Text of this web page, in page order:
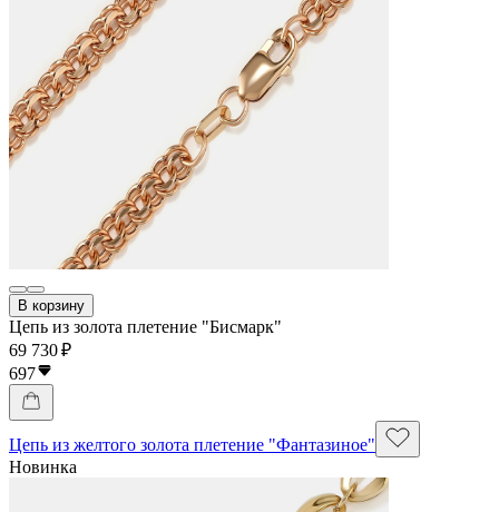
В корзину
Цепь из золота плетение "Бисмарк"
69 730 ₽
697
Цепь из желтого золота плетение "Фантазиное"
Новинка